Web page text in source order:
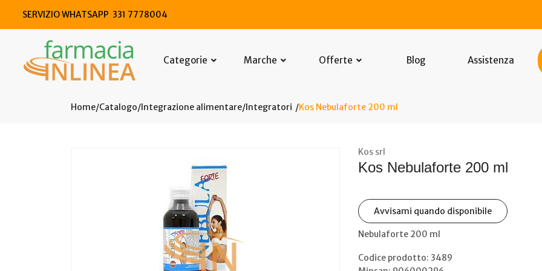
SERVIZIO WHATSAPP 331 7778004
Categorie Marche Offerte Blog Assistenza
Home Catalogo/Integrazione alimentare/Integratori Kos Nebulaforte 200 ml
Kos srl
Kos Nebulaforte 200 ml
Avvisami quando disponibile
Nebulaforte 200 ml
Codice prodotto: 3489